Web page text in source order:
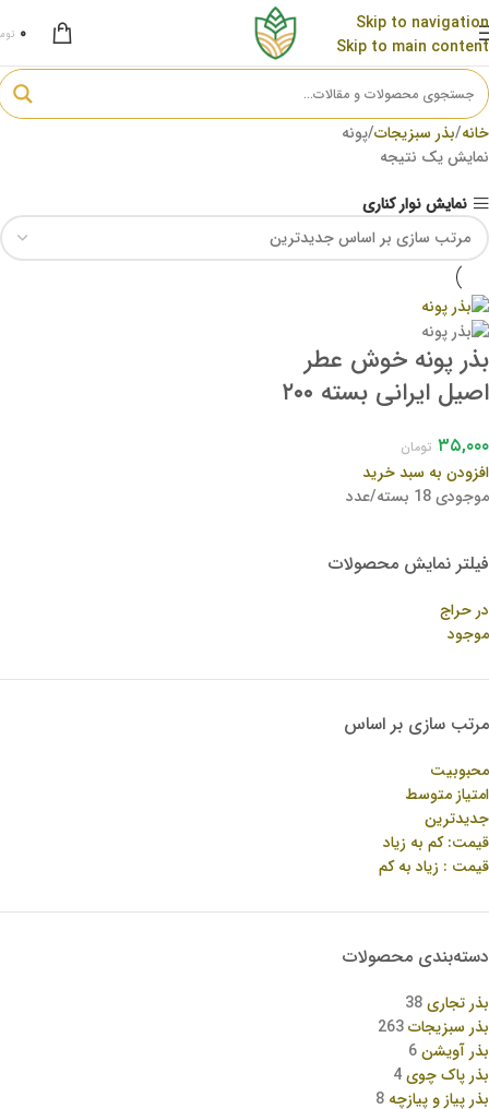
Skip to navigation
Skip to main content
۰
فیلتر نمایش محصولات
در حراج
موجود
مرتب سازی بر اساس
محبوبیت
امتیاز متوسط
جدیدترین
قیمت: کم به زیاد
قیمت : زیاد به کم
دسته‌بندی محصولات
بذر تجاری38
بذر سبزیجات263
بذر آویشن6
بذر پاک چوی4
بذر پیاز و پیازچه 8
خانه بذر سبزیجات پونه
نمایش یک نتیجه
نمایش نوار کناری
بذر پونه خوش عطر
اصیل ایرانی بسته ۲۰۰
۳۵,۰۰۰ تومان
افزودن به سبد خرید
موجودی 18 بسته/عدد